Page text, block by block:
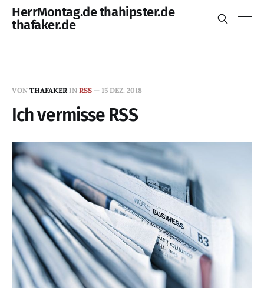
HerrMontag.de thahipster.de
thafaker.de
VON THAFAKER IN RSS — 15 DEZ. 2018
Ich vermisse RSS